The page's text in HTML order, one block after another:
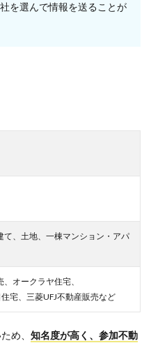
を選んで情報を送ることが
て、土地、一棟マンション・アパ
オークラヤ住宅、
宅、三菱UFJ不動産販売など
め、 知名度が高く、参加不動